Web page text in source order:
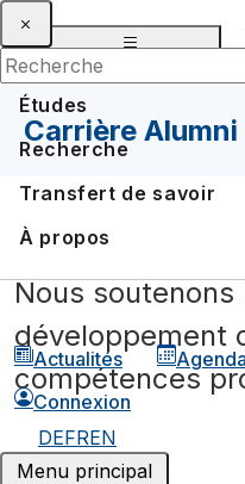
Études
Recherche
Transfert de savoir
À propos
Actualités
Agenda
Connexion
DEFREN
Menu principal
Carrière Alumni
Événements Alumni
Carrière Alumni
Avantages Alumni
Engagement Alumni
Nous
développement
compétences